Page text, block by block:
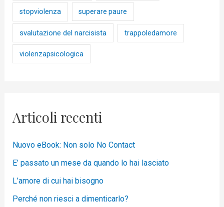
stopviolenza superare paure
svalutazione del narcisista trappoledamore
violenzapsicologica
Articoli recenti
Nuovo eBook: Non solo No Contact
E’ passato un mese da quando lo hai lasciato
L’amore di cui hai bisogno
Perché non riesci a dimenticarlo?